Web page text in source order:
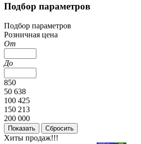
Подбор параметров
Подбор параметров
Розничная цена
От
До
850
50 638
100 425
150 213
200 000
Хиты продаж!!!